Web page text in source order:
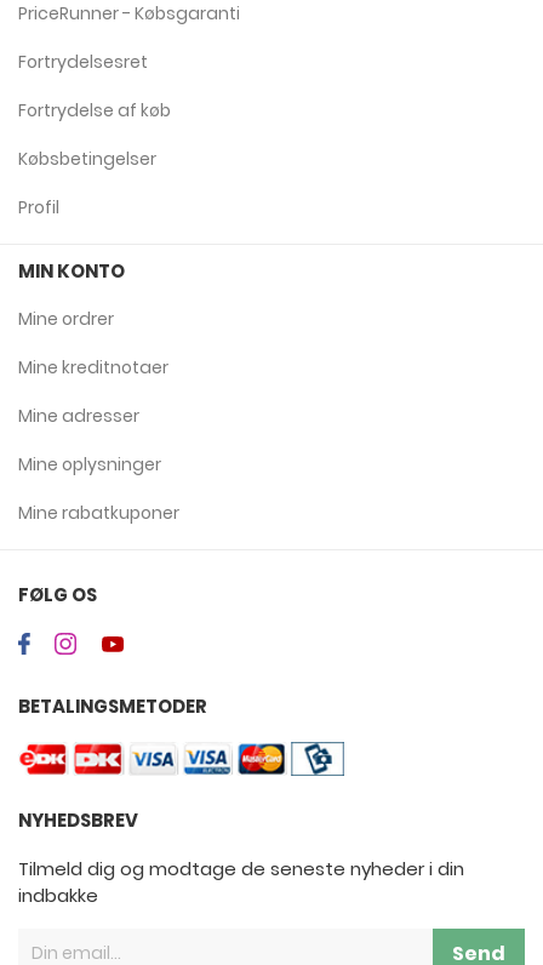
PriceRunner - Købsgaranti
Fortrydelsesret
Fortrydelse af køb
Købsbetingelser
Profil
MIN KONTO
Mine ordrer
Mine kreditnotaer
Mine adresser
Mine oplysninger
Mine rabatkuponer
FØLG OS
BETALINGSMETODER
NYHEDSBREV
Tilmeld dig og modtage de seneste nyheder i din
indbakke
Send